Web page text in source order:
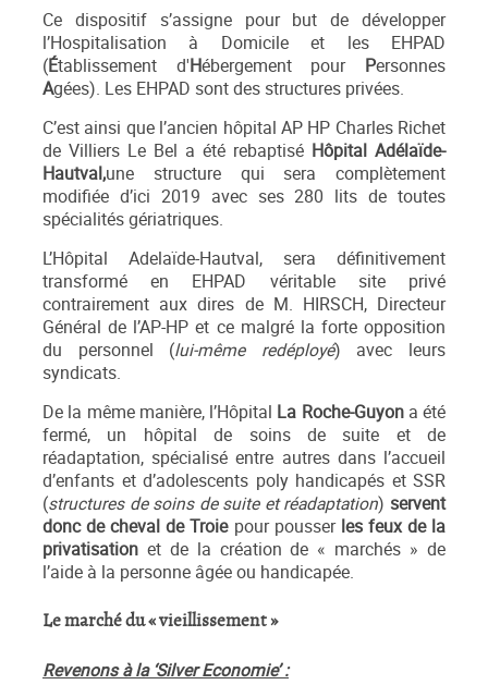
Ce dispositif s’assigne pour but de développer
l’Hospitalisation à Domicile et les EHPAD
(Établissement d'Hébergement pour Personnes
Agées). Les EHPAD sont des structures privées.
C’est ainsi que l’ancien hôpital AP HP Charles Richet
de Villiers Le Bel a été rebaptisé Hôpital Adélaïde-
Hautval,une structure qui sera complètement
modifiée d’ici 2019 avec ses 280 lits de toutes
spécialités gériatriques.
L’Hôpital Adelaïde-Hautval, sera définitivement
transformé en EHPAD véritable site privé
contrairement aux dires de M. HIRSCH, Directeur
Général de l’AP-HP et ce malgré la forte opposition
du personnel (lui-même redéployé) avec leurs
syndicats.
De la même manière, l’Hôpital La Roche-Guyon a été
fermé, un hôpital de soins de suite et de
réadaptation, spécialisé entre autres dans l’accueil
d’enfants et d’adolescents poly handicapés et SSR
(structures de soins de suite et réadaptation)servent
donc de cheval de Troie pour pousser les feux de la
privatisation et de la création de « marchés » de
l’aide à la personne âgée ou handicapée.
Le marché du « vieillissement »
Revenons à la ‘Silver Economie’ :